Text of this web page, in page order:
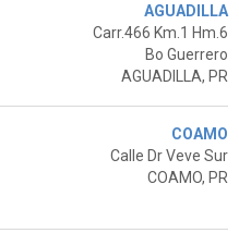
AGUADILLA
Carr.466 Km.1 Hm.6
Bo Guerrero
AGUADILLA, PR
COAMO
Calle Dr Veve Sur
COAMO, PR